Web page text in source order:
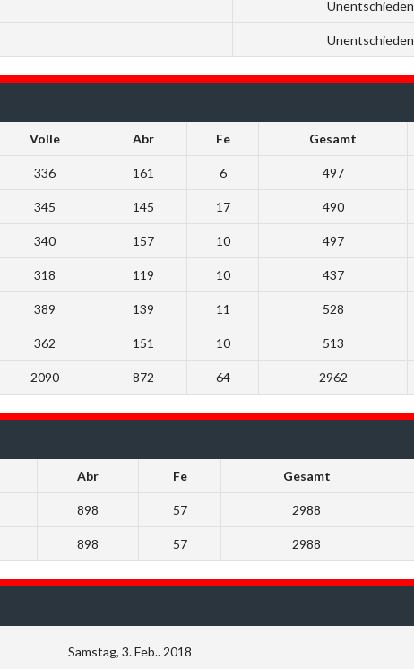
Unentschieden
Unentschieden
Volle Abr Fe Gesamt
336 161 6 497
345 145 17 490
340 157 10 497
318 119 10 437
389 139 11 528
362 151 10 513
2090 872 64 2962
Abr Fe Gesamt
898 57 2988
898 57 2988
Samstag, 3. Feb.. 2018